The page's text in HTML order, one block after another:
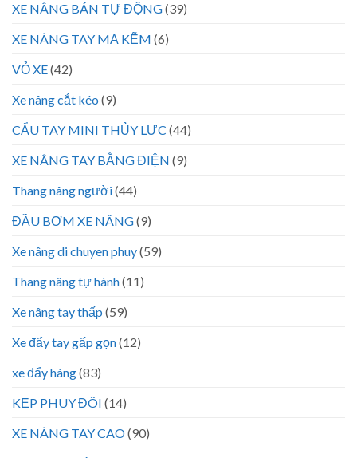
XE NÂNG BÁN TỰ ĐỘNG(39)
XE NÂNG TAY MẠ KẼM (6)
VỎ XE(42)
Xe nâng cắt kéo (9)
CẨU TAY MINI THỦY LỰC (44)
XE NÂNG TAY BẰNG ĐIỆN (9)
Thang nâng người(44)
ĐẦU BƠM XE NÂNG(9)
Xe nâng di chuyen phuy(59)
Thang nâng tự hành(11)
Xe nâng tay thấp (59)
Xe đẩy tay gấp gọn(12)
xe đẩy hàng(83)
KẸP PHUY ĐÔI (14)
XE NÂNG TAY CAO(90)